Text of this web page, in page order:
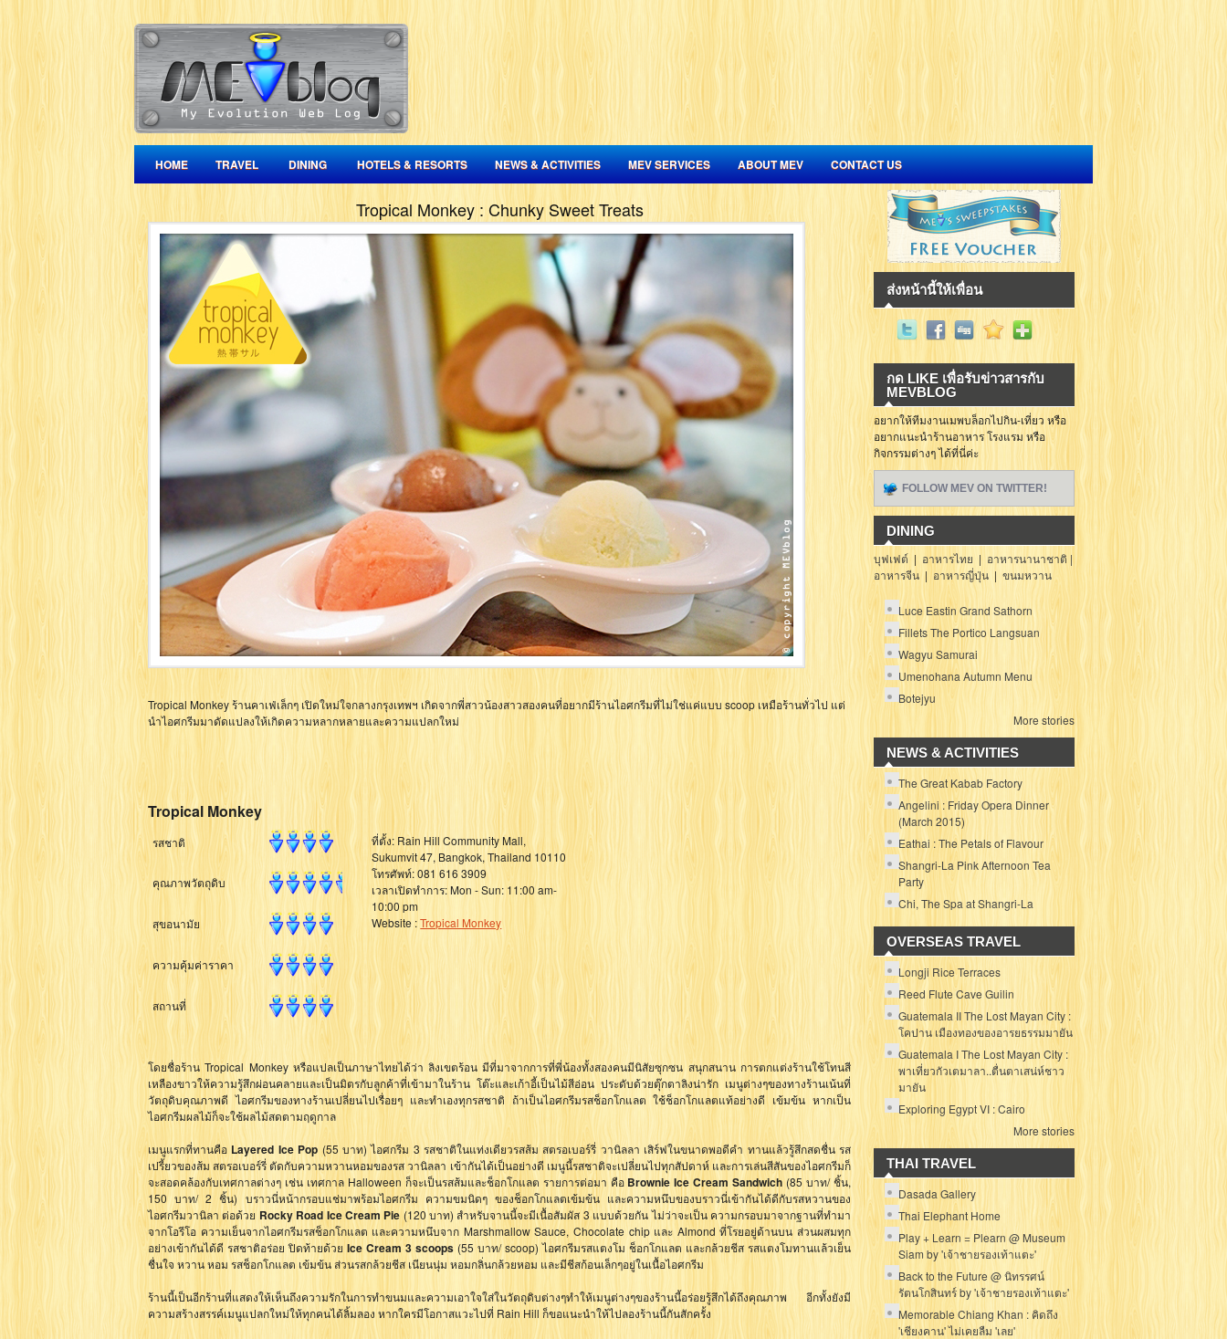
HOME TRAVEL DINING HOTELS & RESORTS NEWS & ACTIVITIES MEV SERVICES ABOUT MEV CONTACT US
Tropical Monkey : Chunky Sweet Treats
Tropical Monkey ร้านคาเฟ่เล็กๆ เปิดใหม่ใจกลางกรุงเทพฯ เกิดจากพี่สาวน้องสาวสองคนที่อยากมีร้านไอศกรีมที่ไม่ใช่แค่แบบ scoop เหมือร้านทั่วไป แต่
นำไอศกรีมมาดัดแปลงให้เกิดความหลากหลายและความแปลกใหม่
Tropical Monkey
รสชาติ
ที่ตั้ง: Rain Hill Community Mall,
Sukumvit 47, Bangkok, Thailand 10110
โทรศัพท์: 081 616 3909
เวลาเปิดทำการ: Mon - Sun: 11:00 am-
10:00 pm
Website :Tropical Monkey
คุณภาพวัตถุดิบ
สุขอนามัย
ความคุ้มค่าราคา
สถานที่
โดยชื่อร้าน Tropical Monkey หรือแปลเป็นภาษาไทยได้ว่า ลิงเขตร้อน มีที่มาจากการที่พี่น้องทั้งสองคนมีนิสัยซุกซน สนุกสนาน การตกแต่งร้านใช้โทนสี
เหลืองขาวให้ความรู้สึกผ่อนคลายและเป็นมิตรกับลูกค้าที่เข้ามาในร้าน โต๊ะและเก้าอี้เป็นไม้สีอ่อน ประดับด้วยตุ๊กตาลิงน่ารัก เมนูต่างๆของทางร้านเน้นที่
วัตถุดิบคุณภาพดี ไอศกรีมของทางร้านเปลี่ยนไปเรื่อยๆ และทำเองทุกรสชาติ ถ้าเป็นไอศกรีมรสช็อกโกแลต ใช้ช็อกโกแลตแท้อย่างดี เข้มข้น หากเป็น
ไอศกรีมผลไม้ก็จะใช้ผลไม้สดตามฤดูกาล
เมนูแรกที่ทานคือ Layered Ice Pop (55 บาท) ไอศกรีม 3 รสชาติในแท่งเดียวรสส้ม สตรอเบอร์รี่ วานิลลา เสิร์ฟในขนาดพอดีคำ ทานแล้วรู้สึกสดชื่น รส
เปรี้ยวของส้ม สตรอเบอร์รี่ ตัดกับความหวานหอมของรส วานิลลา เข้ากันได้เป็นอย่างดี เมนูนี้รสชาติจะเปลี่ยนไปทุกสัปดาห์ และการเล่นสีสันของไอศกรีมก็
จะสอดคล้องกับเทศกาลต่างๆ เช่น เทศกาล Halloween ก็จะเป็นรสส้มและช็อกโกแลต รายการต่อมา คือ Brownie Ice Cream Sandwich(85 บาท/ ชิ้น,
150 บาท/ 2 ชิ้น) บราวนี่หน้ากรอบแช่มาพร้อมไอศกรีม ความขมนิดๆ ของช็อกโกแลตเข้มข้น และความหนึบของบราวนี่เข้ากันได้ดีกับรสหวานของ
ไอศกรีมวานิลา ต่อด้วยRocky Road Ice Cream Pie (120 บาท) สำหรับจานนี้จะมีเนื้อสัมผัส 3 แบบด้วยกัน ไม่ว่าจะเป็น ความกรอบมาจากฐานที่ทำมา
จากโอรีโอ ความเย็นจากไอศกรีมรสช็อกโกแลต และความหนึบจาก Marshmallow Sauce, Chocolate chip และ Almond ที่โรยอยู่ด้านบน ส่วนผสมทุก
อย่างเข้ากันได้ดี รสชาติอร่อย ปิดท้ายด้วยIce Cream 3 scoops (55 บาท/ scoop) ไอศกรีมรสแตงโม ช็อกโกแลต และกล้วยชีส รสแตงโมทานแล้วเย็น
ชื่นใจ หวาน หอม รสช็อกโกแลต เข้มข้น ส่วนรสกล้วยชีส เนียนนุ่ม หอมกลิ่นกล้วยหอม และมีชีสก้อนเล็กๆอยู่ในเนื้อไอศกรีม
ร้านนี้เป็นอีกร้านที่แสดงให้เห็นถึงความรักในการทำขนมและความเอาใจใส่ในวัตถุดิบต่างๆทำให้เมนูต่างๆของร้านนี้อร่อยรู้สึกได้ถึงคุณภาพ อีกทั้งยังมี
ความสร้างสรรค์เมนูแปลกใหม่ให้ทุกคนได้ลิ้มลอง หากใครมีโอกาสแวะไปที่ Rain Hill ก็ขอแนะนำให้ไปลองร้านนี้กันสักครั้ง
ส่งหน้านี้ให้เพื่อน
กด LIKE เพื่อรับข่าวสารกับ
MEVBLOG
อยากให้ทีมงานเมพบล็อกไปกิน-เที่ยว หรือ
อยากแนะนำร้านอาหาร โรงแรม หรือ
กิจกรรมต่างๆ ได้ที่นี่ค่ะ
FOLLOW MEV ON TWITTER!
DINING
บุฟเฟต์ | อาหารไทย | อาหารนานาชาติ |
อาหารจีน | อาหารญี่ปุ่น | ขนมหวาน
Luce Eastin Grand Sathorn
Fillets The Portico Langsuan
Wagyu Samurai
Umenohana Autumn Menu
Botejyu
More stories
NEWS & ACTIVITIES
The Great Kabab Factory
Angelini : Friday Opera Dinner
(March 2015)
Eathai : The Petals of Flavour
Shangri-La Pink Afternoon Tea
Party
Chi, The Spa at Shangri-La
OVERSEAS TRAVEL
Longji Rice Terraces
Reed Flute Cave Guilin
Guatemala II The Lost Mayan City :
โคปาน เมืองทองของอารยธรรมมายัน
Guatemala I The Lost Mayan City :
พาเที่ยวกัวเตมาลา..ตื่นตาเสน่ห์ชาว
มายัน
Exploring Egypt VI : Cairo
More stories
THAI TRAVEL
Dasada Gallery
Thai Elephant Home
Play + Learn = Plearn @ Museum
Siam by 'เจ้าชายรองเท้าแตะ'
Back to the Future @ นิทรรศน์
รัตนโกสินทร์ by 'เจ้าชายรองเท้าแตะ'
Memorable Chiang Khan : คิดถึง
'เชียงคาน' ไม่เคยลืม 'เลย'